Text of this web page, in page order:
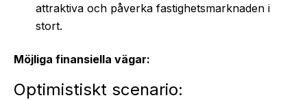
attraktiva och påverka fastighetsmarknaden i
stort.
Möjliga finansiella vägar:
Optimistiskt scenario: